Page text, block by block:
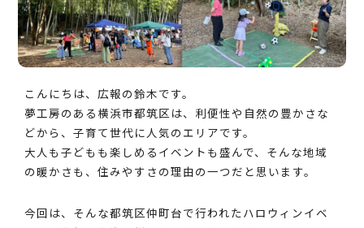
こんにちは、広報の鈴木です。
夢工房のある横浜市都筑区は、利便性や自然の豊かさな
どから、子育て世代に人気のエリアです。
大人も子どもも楽しめるイベントも盛んで、そんな地域
の暖かさも、住みやすさの理由の一つだと思います。
今回は、そんな都筑区仲町台で行われたハロウィンイベ